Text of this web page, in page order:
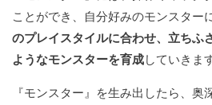
ことができ、自分好みのモンスター
のプレイスタイルに合わせ、立ちふ
ようなモンスターを育成していきま
『モンスター』を生み出したら、奥